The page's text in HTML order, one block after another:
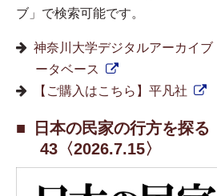
ブ」で検索可能です。
神奈川大学デジタルアーカイ
ータベース
【ご購入はこちら】平凡社
日本の民家の行方を探
43〈2026.7.15〉